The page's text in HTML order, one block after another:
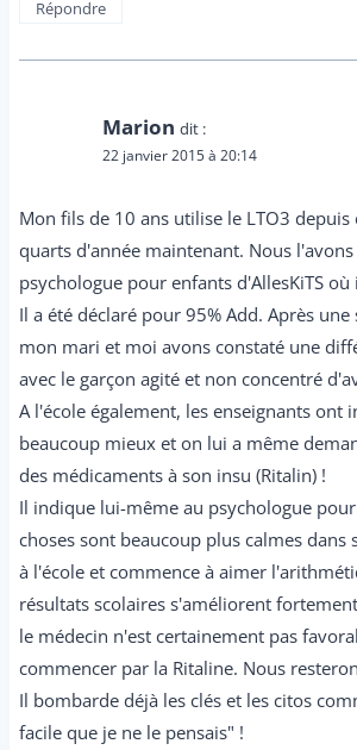
Répondre
Marion dit :
22 janvier 2015 à 20:14
Mon fils de 10 ans utilise le LTO3
quarts d'année maintenant. Nous
psychologue pour enfants d'AllesKiTS
Il a été déclaré pour 95% Add. Après une
mon mari et moi avons constaté une
avec le garçon agité et non concentré
A l'école également, les enseignants ont
beaucoup mieux et on lui a même
des médicaments à son insu (Ritalin) !
Il indique lui-même au psychologue
choses sont beaucoup plus calmes dans
à l'école et commence à aimer
résultats scolaires s'améliorent
le médecin n'est certainement pas
commencer par la Ritaline. Nous
Il bombarde déjà les clés et les citos
facile que je ne le pensais" !